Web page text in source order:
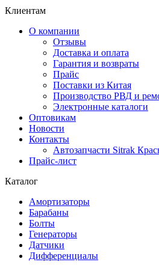
Клиентам
О компании
Отзывы
Доставка и оплата
Гарантия и возвраты
Прайс
Поставки из Китая
Производство РВД и
Электронные каталоги
Оптовикам
Новости
Контакты
Автозапчасти Sitrak
Прайс-лист
Каталог
Амортизаторы
Барабаны
Болты
Генераторы
Датчики
Дифференциалы